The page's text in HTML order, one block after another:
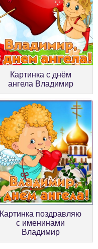
Картинка с днём
ангела Владимир
Картинка поздравляю
с именинами
Владимир